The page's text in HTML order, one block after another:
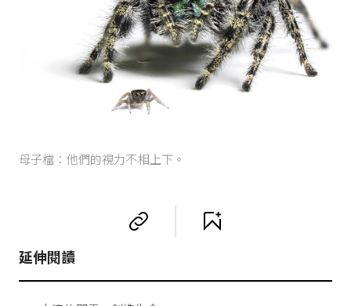
母子檔：他們的視力不相上下。
延伸閱讀